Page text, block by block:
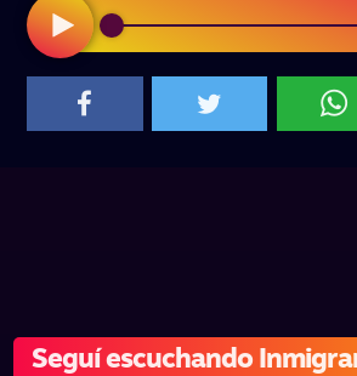
Seguí escuchando